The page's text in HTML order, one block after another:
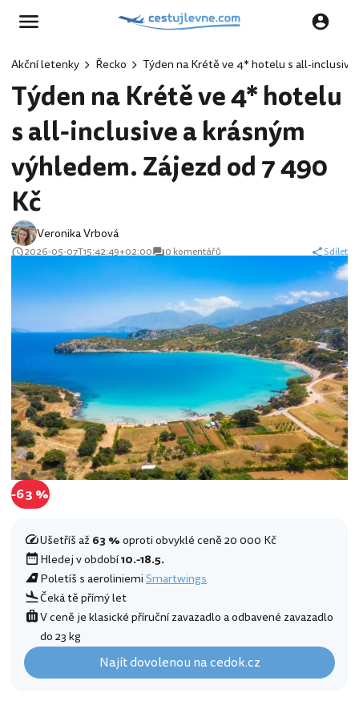
Akční letenky Řecko Týden na Krétě ve 4* hotelu s all-
Týden na Krétě ve 4* hotelu
s all-inclusive a krásným
výhledem. Zájezd od 7 490
Kč
Veronika Vrbová
2026-05-07T15:42:49+02:00 0 komentářů Sdílet
-63 %
Ušetříš až63 %oproti obvyklé ceně 20 000 Kč
Hledej v období10.-18.5.
Poletíš s aeroliniemiSmartwings
Čeká tě přímý let
V ceně je klasické příruční zavazadlo a odbavené zavazadlo
do 23 kg
Najít dovolenou na cedok.cz